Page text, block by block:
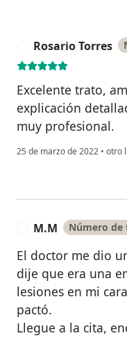
Rosario Torres
Excelente trato,
explicación
muy profesional.
25 de marzo de 2022 • otro
M.M Número de
El doctor me dio
dije que era una
lesiones en mi
pactó.
Llegue a la cita,